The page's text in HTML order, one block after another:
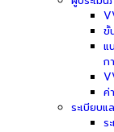
ขั้
แ
ก
ค่
ระเบียบแ
ร